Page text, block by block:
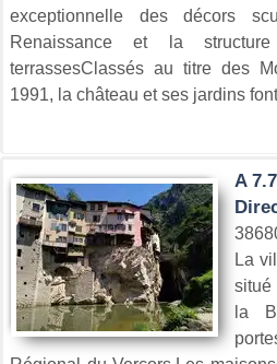
exceptionnelle des décors
Renaissance et la
terrassesClassés au titre des
1991, la château et ses jardins
A
La
situé
la